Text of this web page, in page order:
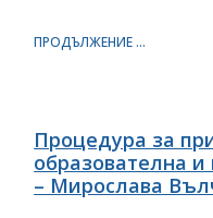
ПРОДЪЛЖЕНИЕ ...
Процедура за
образователна и
– Мирослава